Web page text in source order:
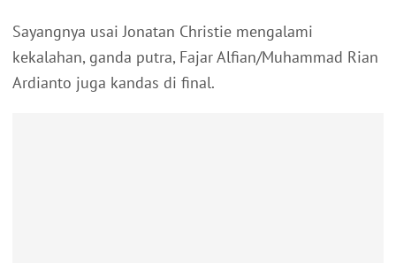
Sayangnya usai Jonatan Christie mengalami
kekalahan, ganda putra, Fajar Alfian/Muhammad Rian
Ardianto juga kandas di final.